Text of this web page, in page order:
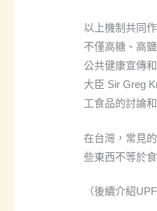
以上機制共同
不僅高糖、高
公共健康宣傳
大臣 Sir Greg
工食品的討論
在台灣，常見
些東西不等於
（後續介紹